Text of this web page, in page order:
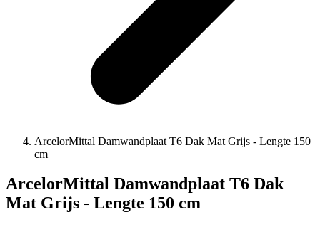
ArcelorMittal Damwandplaat T6 Dak Mat Grijs - Lengte 150
cm
ArcelorMittal Damwandplaat T6 Dak
Mat Grijs - Lengte 150 cm